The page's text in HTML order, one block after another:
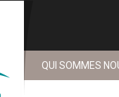
QUI SOMMES